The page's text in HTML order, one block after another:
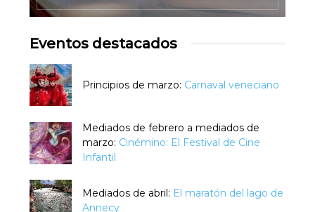
Eventos destacados
Principios de marzo: Carnaval veneciano
Mediados de febrero a mediados de
marzo: Cinémino: El Festival de Cine
Infantil
Mediados de abril: El maratón del lago de
Annecy